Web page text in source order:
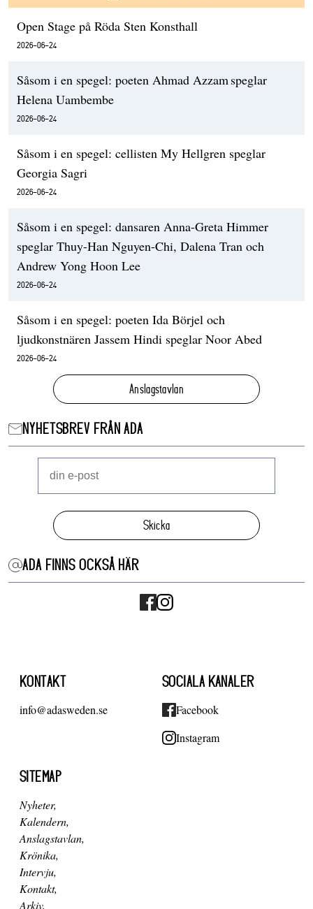
Open Stage på Röda Sten Konsthall
2026-06-24
Såsom i en spegel: poeten Ahmad Azzam speglar
Helena Uambembe
2026-06-24
Såsom i en spegel: cellisten My Hellgren speglar
Georgia Sagri
2026-06-24
Såsom i en spegel: dansaren Anna-Greta Himmer
speglar Thuy-Han Nguyen-Chi, Dalena Tran och
Andrew Yong Hoon Lee
2026-06-24
Såsom i en spegel: poeten Ida Börjel och
ljudkonstnären Jassem Hindi speglar Noor Abed
2026-06-24
Anslagstavlan
NYHETSBREV FRÅN ADA
Skicka
ADA FINNS OCKSÅ HÄR
KONTAKT
info@adasweden.se
SOCIALA KANALER
Facebook
Instagram
SITEMAP
Nyheter
Kalendern
Anslagstavlan
Krönika
Intervju
Kontakt
Arkiv